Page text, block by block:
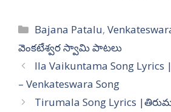
Categories
Bajana Patalu,
వెంకటేశ్వర స్వామి పాటలు
Ila Vaikuntama Song
– Venkateswara Song
Tirumala Song Lyrics